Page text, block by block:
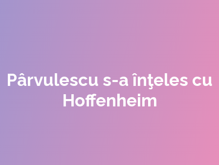
Pârvulescu s-a înţeles cu
Hoffenheim